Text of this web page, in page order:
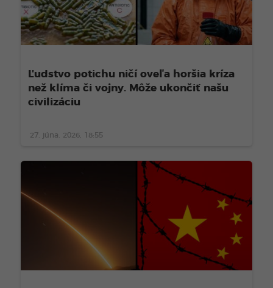
Ľudstvo potichu ničí oveľa horšia kríza
než klíma či vojny. Môže ukončiť našu
civilizáciu
27. júna. 2026, 18:55